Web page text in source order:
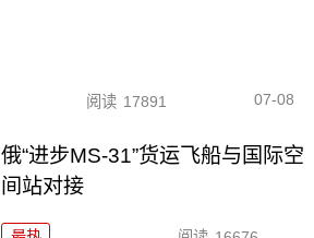
阅读 17891 07-08
俄“进步MS-31”货运飞船与国际空
间站对接